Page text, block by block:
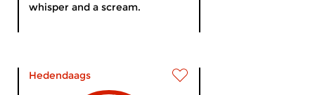
whisper and a scream.
Hedendaags